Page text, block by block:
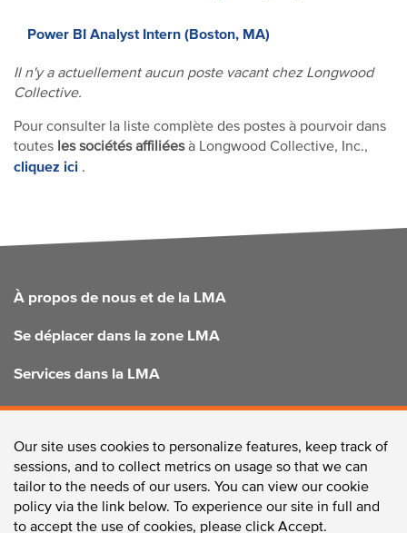
Power BI Analyst Intern (Boston, MA)
Il n'y a actuellement aucun poste vacant chez Longwood
Collective.
Pour consulter la liste complète des postes à pourvoir dans
toutes les sociétés affiliéesà Longwood Collective, Inc.,
cliquez ici .
FOOTER
À propos de nous et de la LMA
Se déplacer dans la zone LMA
Services dans la LMA
Amélioration du LMA
CONTACTEZ-NOUS
Our site uses cookies to personalize features, keep track of
sessions, and to collect metrics on usage so that we can
tailor to the needs of our users. You can view our cookie
policy via the link below. To experience our site in full and
to accept the use of cookies, please click Accept.